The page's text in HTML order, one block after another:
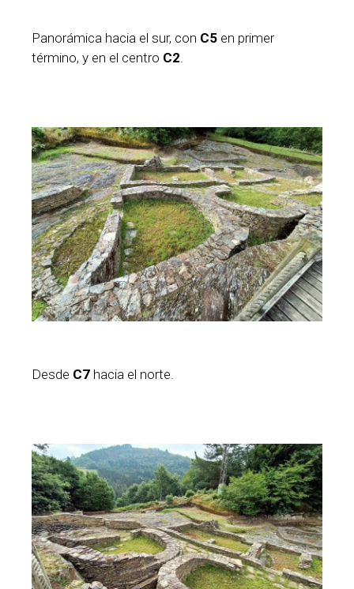
Panorámica hacia el sur, con C5 en primer
término, y en el centro C2
Desde C7 hacia el norte.